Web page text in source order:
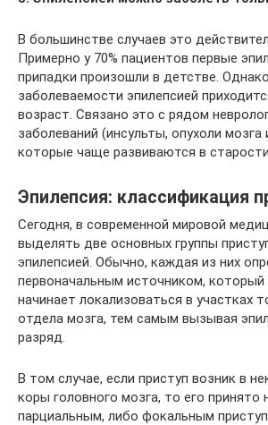
В большинстве случаев это
Примерно у 70% пациентов первые
припадки произошли в детстве.
заболеваемости эпилепсией
возраст. Связано это с рядом
заболеваний (инсульты, опухоли мозга
которые чаще развиваются в старости.
Эпилепсия: классификация
Сегодня, в современной мировой
выделять две основных группы
эпилепсией. Обычно, каждая из них
первоначальным источником, который
начинает локализоваться в участках
отдела мозга, тем самым вызывая
разряд.
В том случае, если приступ возник в
коры головного мозга, то его принято
парциальным, либо фокальным